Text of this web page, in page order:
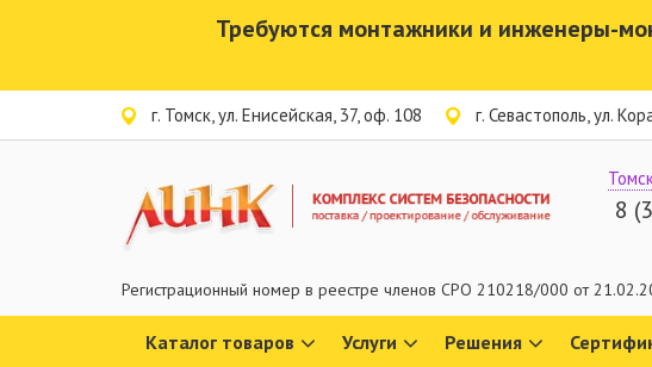
Требуются монтажники и инженеры-
г. Томск, ул. Енисейская, 37, оф. 108 г. Севастополь, ул.
8
Регистрационный номер в реестре членов СРО 210218/000 от
Каталог товаров Услуги Решения